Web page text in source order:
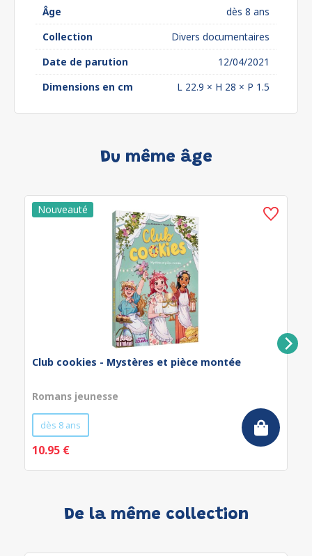
Âge
dès 8 ans
Collection
Divers documentaires
Date de parution
12/04/2021
Dimensions en cm
L 22.9 × H 28 × P 1.5
Du même âge
Club cookies - Mystères et pièce montée
Romans jeunesse
dès 8 ans
10.95 €
De la même collection